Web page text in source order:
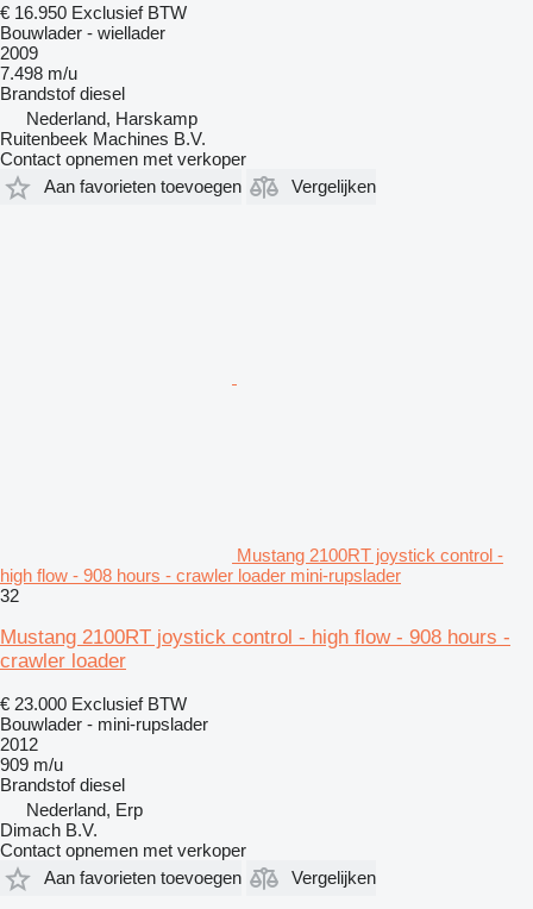
€ 16.950 Exclusief BTW
Bouwlader - wiellader
2009
7.498 m/u
Brandstof diesel
Nederland, Harskamp
Ruitenbeek Machines B.V.
Contact opnemen met verkoper
Aan favorieten toevoegen
Vergelijken
Mustang 2100RT joystick control -
high flow - 908 hours - crawler loader mini-rupslader
32
Mustang 2100RT joystick control - high flow - 908 hours -
crawler loader
€ 23.000 Exclusief BTW
Bouwlader - mini-rupslader
2012
909 m/u
Brandstof diesel
Nederland, Erp
Dimach B.V.
Contact opnemen met verkoper
Aan favorieten toevoegen
Vergelijken